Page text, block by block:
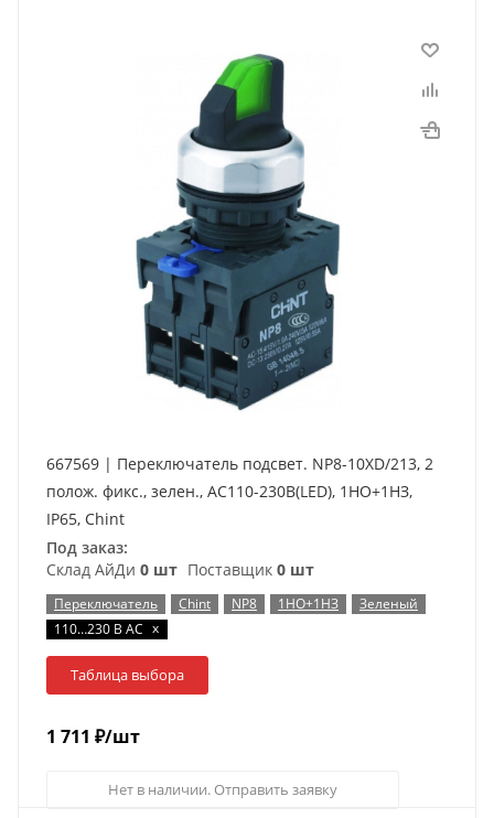
667569 | Переключатель подсвет. NP8-10XD/213, 2
полож. фикс., зелен., AC110-230В(LED), 1НО+1НЗ,
IP65, Chint
Под заказ:
Склад АйДи 0 шт Поставщик 0 шт
Переключатель Chint NP8 1НО+1НЗ
Зеленый
110…230 В AC x
Таблица выбора
1 711 ₽/шт
Нет в наличии. Отправить заявку